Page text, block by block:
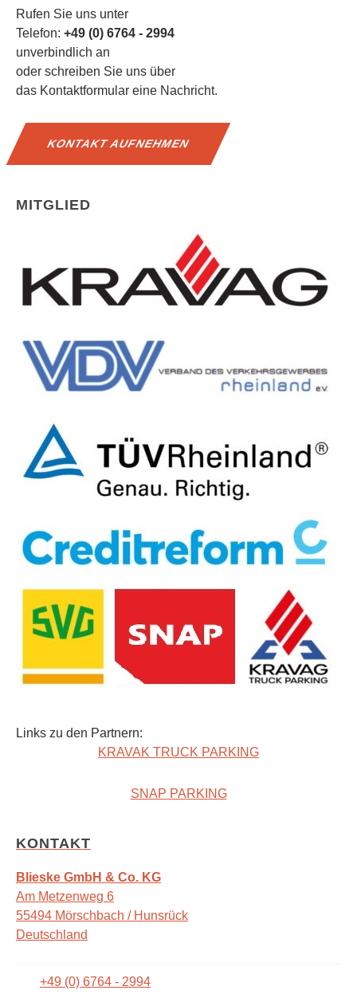
Rufen Sie uns unter
Telefon: +49 (0) 6764 - 2994
unverbindlich an
oder schreiben Sie uns über
das Kontaktformular eine Nachricht.
KONTAKT AUFNEHMEN
MITGLIED
Links zu den Partnern:
KRAVAK TRUCK PARKING
SNAP PARKING
KONTAKT
Blieske GmbH & Co. KG
Am Metzenweg 6
55494 Mörschbach / Hunsrück
Deutschland
+49 (0) 6764 - 2994